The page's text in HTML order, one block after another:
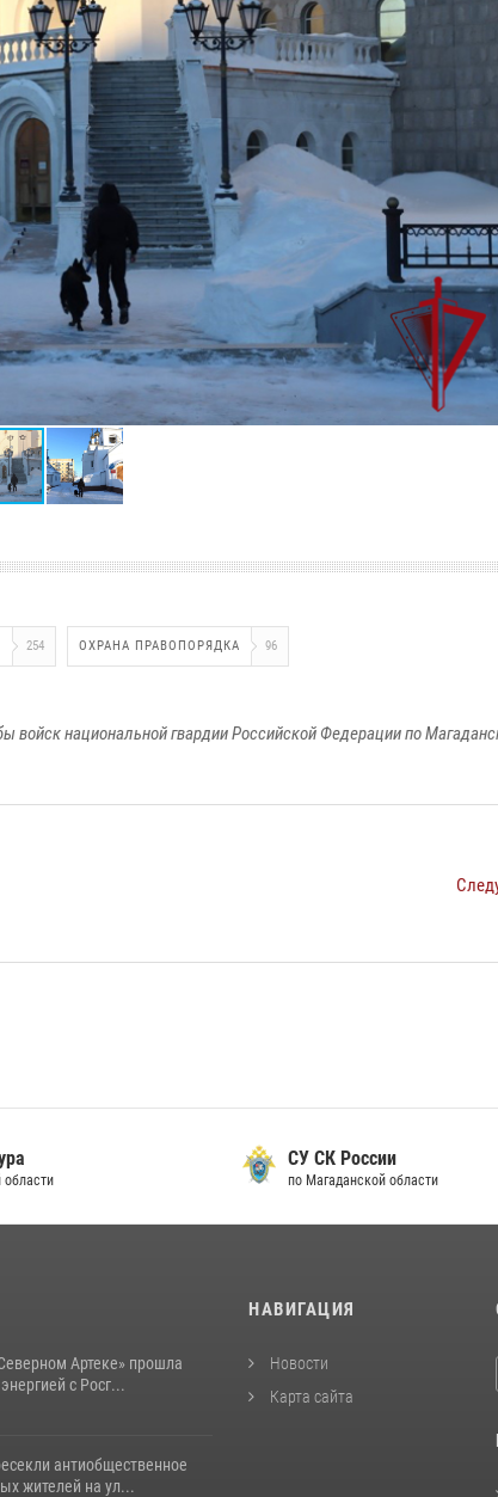
254 ОХРАНА ПРАВОПОРЯДКА 96
национальной гвардии Российской Федерации по
области
СУ СК России
по Магаданской области
Артеке» прошла
с Росг...
антиобщественное
жителей на ул...
НАВИГАЦИЯ
Новости
Карта сайта